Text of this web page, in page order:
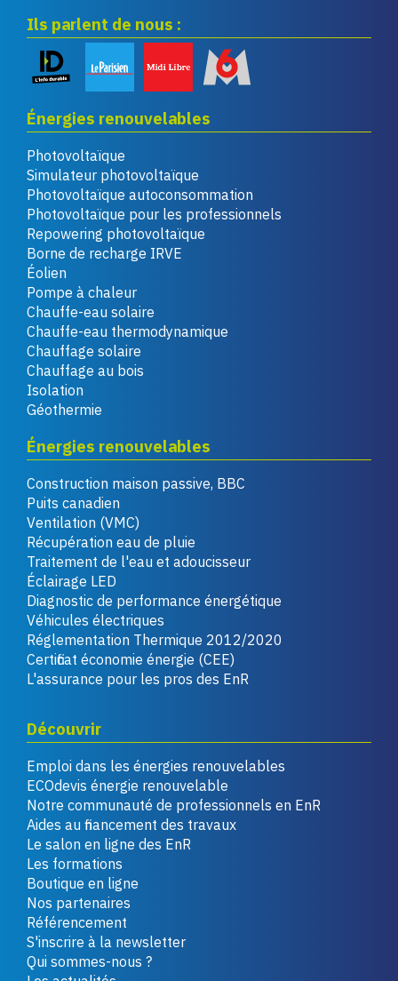
Ils parlent de nous :
Énergies renouvelables
Photovoltaïque
Simulateur photovoltaïque
Photovoltaïque autoconsommation
Photovoltaïque pour les professionnels
Repowering photovoltaïque
Borne de recharge IRVE
Éolien
Pompe à chaleur
Chauffe-eau solaire
Chauffe-eau thermodynamique
Chauffage solaire
Chauffage au bois
Isolation
Géothermie
Énergies renouvelables
Construction maison passive, BBC
Puits canadien
Ventilation (VMC)
Récupération eau de pluie
Traitement de l'eau et adoucisseur
Éclairage LED
Diagnostic de performance énergétique
Véhicules électriques
Réglementation Thermique 2012/2020
Certificat économie énergie (CEE)
L'assurance pour les pros des EnR
Découvrir
Emploi dans les énergies renouvelables
ECOdevis énergie renouvelable
Notre communauté de professionnels en EnR
Aides au financement des travaux
Le salon en ligne des EnR
Les formations
Boutique en ligne
Nos partenaires
Référencement
S'inscrire à la newsletter
Qui sommes-nous ?